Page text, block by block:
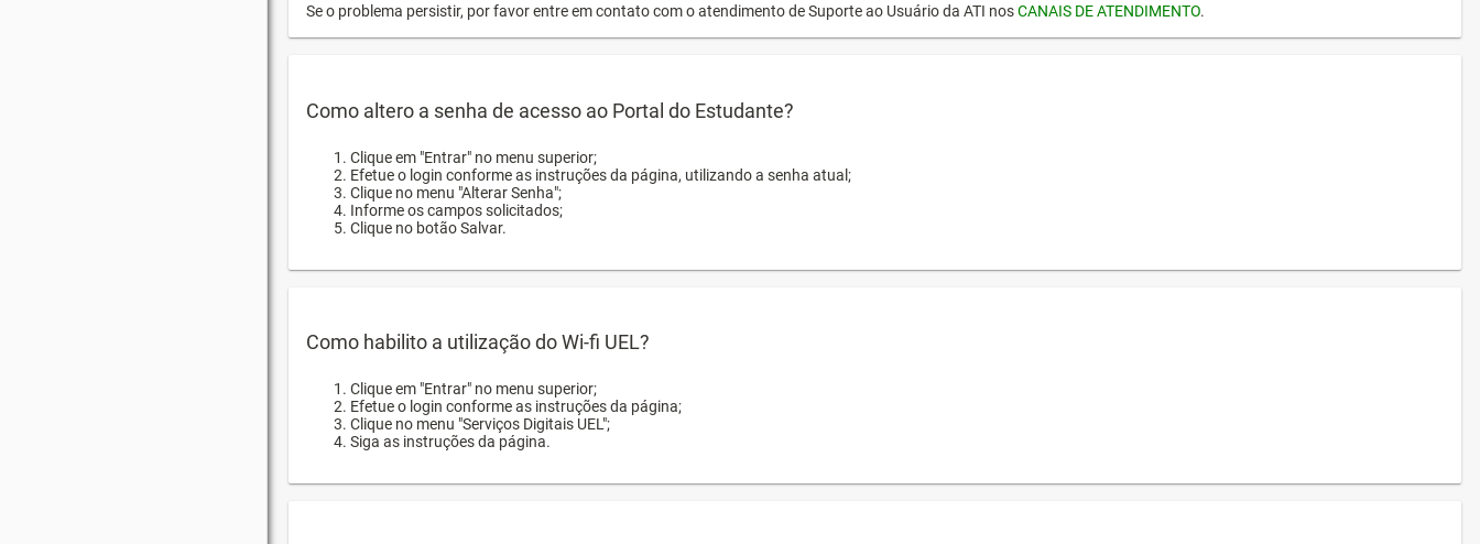
Se o problema persistir, por favor entre em contato com o atendimento de Suporte ao Usuário da ATI nosCANAIS DE ATENDIMENTO.
Como altero a senha de acesso ao Portal do Estudante?
Clique em "Entrar" no menu superior;
Efetue o login conforme as instruções da página, utilizando a senha atual;
Clique no menu "Alterar Senha";
Informe os campos solicitados;
Clique no botão Salvar.
Como habilito a utilização do Wi-fi UEL?
Clique em "Entrar" no menu superior;
Efetue o login conforme as instruções da página;
Clique no menu "Serviços Digitais UEL";
Siga as instruções da página.